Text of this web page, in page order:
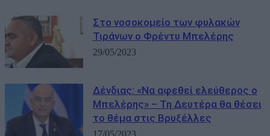
Στο νοσοκομείο των φυλακών
Τιράνων ο Φρέντυ Μπελέρης
29/05/2023
Δένδιας: «Να αφεθεί ελεύθερος ο
Μπελέρης» – Τη Δευτέρα θα θέσει
το θέμα στις Βρυξέλλες
17/05/2023